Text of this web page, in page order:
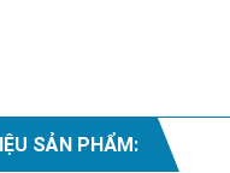
SẢN PHẨM: